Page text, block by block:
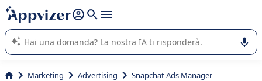
righe con
shift + enter
L'IA di Appvizer vi guida nell'utilizzo o nella scelta di un
software SaaS per la vostra azienda.
Marketing Advertising Snapchat Ads Manager